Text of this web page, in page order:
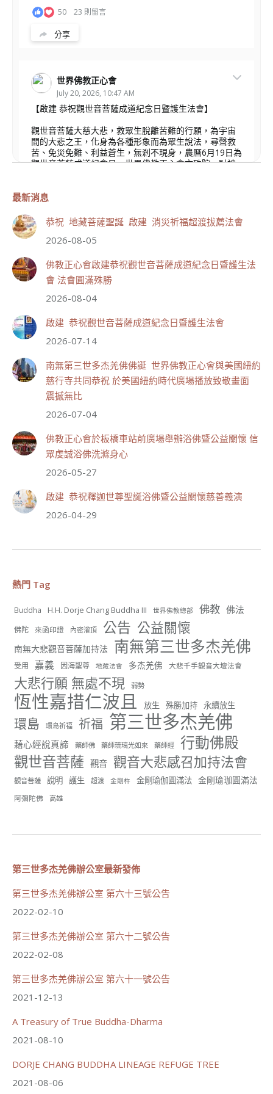
50 23 則留言
分享
世界佛教正心會
July 20, 2026, 10:47 AM
【啟建 恭祝觀世音菩薩成道紀念日暨護生法會】
觀世音菩薩大慈大悲，救眾生脫離苦難的行願，為宇宙
間的大悲之王，化身為各種形象而為眾生說法，尋聲救
苦、免災免難、利益蒼生，無剎不現身，農曆6月19日為
觀世音菩薩成道紀念日，世界佛教正心會文殊院、財神
111 33 則留言
分享
世界佛教正心會
July 19, 2026, 1:40 AM
觀看更多
55 28 則留言
July 19, 2026, 1:38 AM
觀看更多
分享
世界佛教正心會
June 22, 2026, 10:11 AM
[世界佛教正心會 新聞報導]
正心會行善列車開向花蓮基隆， 關心榮民、榮眷及遺
孤！
#正心會
#新北記者職業工會
#基隆榮服處
#花蓮榮家
91 42 則留言
分享
世界佛教正心會
June 21, 2026, 12:54 AM
觀看更多
最新消息
恭祝 地藏菩薩聖誕 啟建 消災祈福超渡拔薦法會
2026-08-05
佛教正心會啟建恭祝觀世音菩薩成道紀念日暨護生法
會 法會圓滿殊勝
2026-08-04
啟建 恭祝觀世音菩薩成道紀念日暨護生法會
2026-07-14
南無第三世多杰羌佛佛誕 世界佛教正心會與美國紐約
慈行寺共同恭祝 於美國紐約時代廣場播放致敬畫面
震撼無比
2026-07-04
佛教正心會於板橋車站前廣場舉辦浴佛暨公益關懷 信
眾虔誠浴佛洗滌身心
2026-05-27
啟建 恭祝釋迦世尊聖誕浴佛暨公益關懷慈善義演
2026-04-29
熱門 Tag
Buddha H.H. Dorje Chang Buddha III 世界佛教總部 佛教 佛法
佛陀 來函印證 內密灌頂 公告 公益關懷
南無大悲觀音菩薩加持法 南無第三世多杰羌佛
受用 嘉義 因海聖尊 地藏法會 多杰羌佛 大悲千手觀音大壇法會
大悲行願 無處不現 弱勢
恆性嘉措仁波且 放生 殊勝加持 永續放生
環島 環島祈福 祈福 第三世多杰羌佛
藉心經說真諦 藥師佛 藥師琉璃光如來 藥師經 行動佛殿
觀世音菩薩 觀音 觀音大悲感召加持法會
觀音菩薩 說明 護生 超渡 金剛杵 金剛瑜伽圓滿法 金剛瑜珈圓滿法
阿彌陀佛 高雄
第三世多杰羌佛辦公室最新發佈
第三世多杰羌佛辦公室 第六十三號公告
2022-02-10
第三世多杰羌佛辦公室 第六十二號公告
2022-02-08
第三世多杰羌佛辦公室 第六十一號公告
2021-12-13
A Treasury of True Buddha-Dharma
2021-08-10
DORJE CHANG BUDDHA LINEAGE REFUGE TREE
2021-08-06